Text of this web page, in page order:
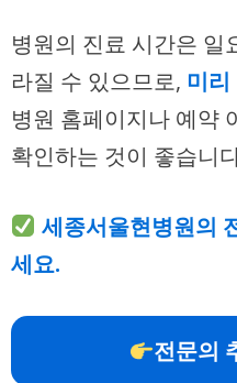
병원의 진료 시간은 일
라질 수 있으므로, 미
병원 홈페이지나 예약
확인하는 것이 좋습니
세종서울현병원의
세요.
전문의